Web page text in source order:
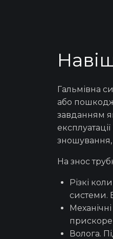
Гальмівна
або
завданням
На знос
Різкі
системи.
Волога.